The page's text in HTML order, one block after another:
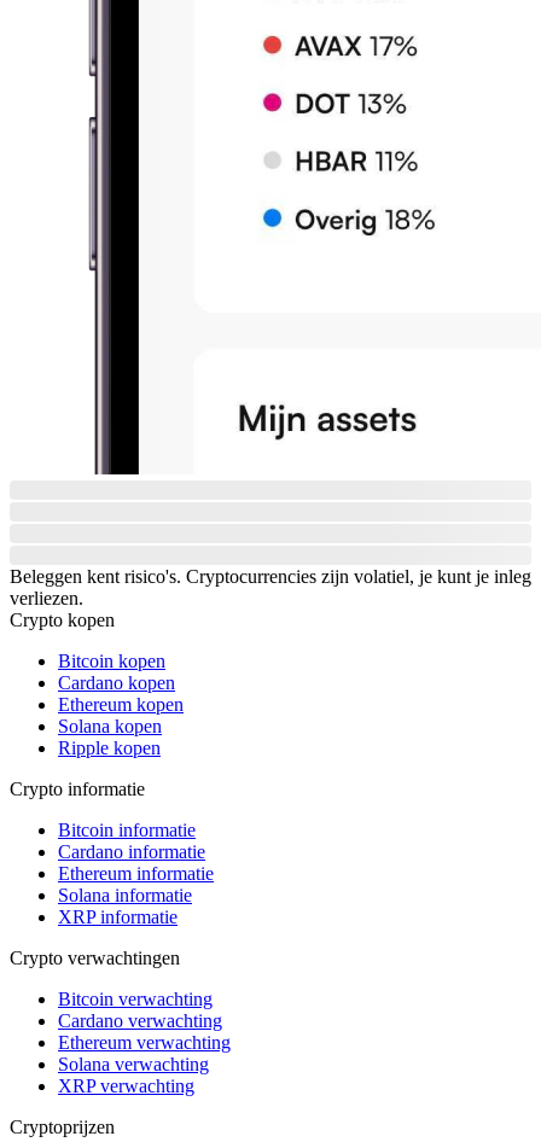
Beleggen kent risico's. Cryptocurrencies zijn volatiel, je kunt je inleg
verliezen.
Crypto kopen
Bitcoin kopen
Cardano kopen
Ethereum kopen
Solana kopen
Ripple kopen
Crypto informatie
Bitcoin informatie
Cardano informatie
Ethereum informatie
Solana informatie
XRP informatie
Crypto verwachtingen
Bitcoin verwachting
Cardano verwachting
Ethereum verwachting
Solana verwachting
XRP verwachting
Cryptoprijzen